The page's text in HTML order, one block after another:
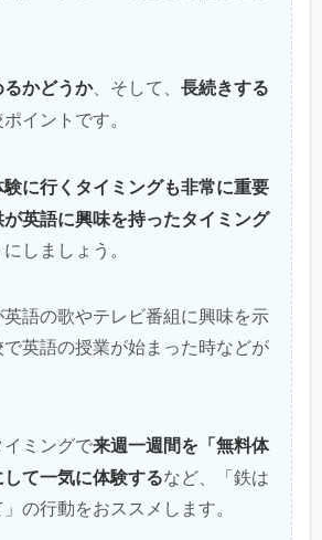
かどうか、そして、 長続きする
イントです。
に行くタイミングも非常に重要
英語に興味を持ったタイミング
しましょう。
語の歌やテレビ番組に興味を示
で英語の授業が始まった時などが
ミングで来週一週間を「無料体
て一気に体験するなど、「鉄は
の行動をおススメします。